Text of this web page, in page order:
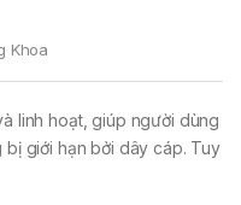
Khoa
linh hoạt, giúp người dùng
giới hạn bởi dây cáp. Tuy